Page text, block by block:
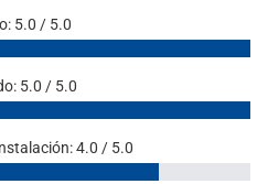
5.0 / 5.0
5.0 / 5.0
4.0 / 5.0